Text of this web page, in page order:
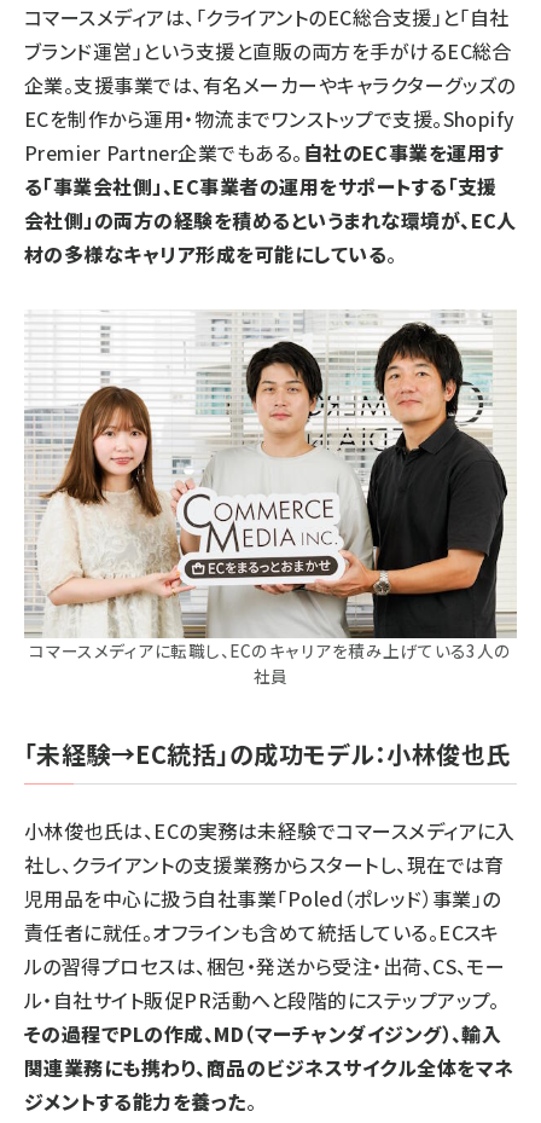
コマースメディアは、「クライアントのEC総合支援」と「自社
ブランド運営」という支援と直販の両方を手がけるEC総合
企業。支援事業では、有名メーカーやキャラクターグッズの
ECを制作から運用・物流までワンストップで支援。Shopify
Premier Partner企業でもある。 自社のEC事業を運用す
る「事業会社側」、EC事業者の運用をサポートする「支援
会社側」の両方の経験を積めるというまれな環境が、EC人
材の多様なキャリア形成を可能にしている。
コマースメディアに転職し、ECのキャリアを積み上げている3人の
社員
「未経験→EC統括」の成功モデル：小林俊也氏
小林俊也氏は、ECの実務は未経験でコマースメディアに入
社し、クライアントの支援業務からスタートし、現在では育
児用品を中心に扱う自社事業「Poled（ポレッド）事業」の
責任者に就任。オフラインも含めて統括している。ECスキ
ルの習得プロセスは、梱包・発送から受注・出荷、CS、モー
ル・自社サイト販促PR活動へと段階的にステップアップ。
その過程でPLの作成、MD（マーチャンダイジング）、輸入
関連業務にも携わり、商品のビジネスサイクル全体をマネ
ジメントする能力を養った。